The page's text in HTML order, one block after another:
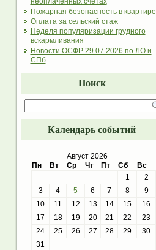
Пожарная безопасность в квартире
Оплата за сельский стаж
Неделя популяризации грудного
вскармливания
Новости ОСФР 29.07.2026 по ЛО и
СПб
Поиск
Календарь событий
Август 2026
Пн
Вт Ср Чт Пт Сб
Вс
1
2
3
4 5 6 7 8
9
10
11 12 13 14 15
16
17
18 19 20 21 22
23
24
25 26 27 28 29
30
31